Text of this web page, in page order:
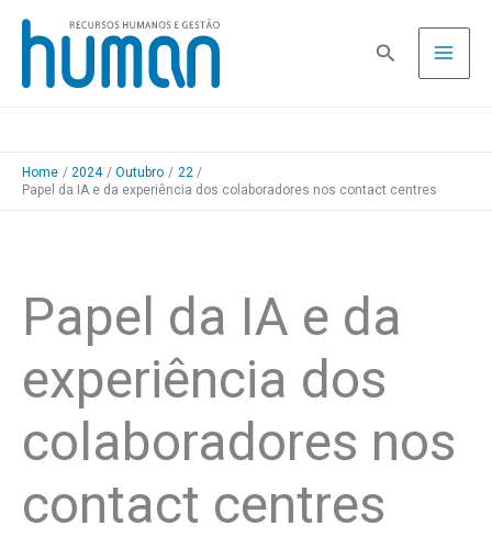
Skip
content
Pesquisa
Home 2024 Outubro
22
Papel da IA e da experiência dos colaboradores nos contact centres
Papel da IA e da
experiência dos
colaboradores nos
contact centres